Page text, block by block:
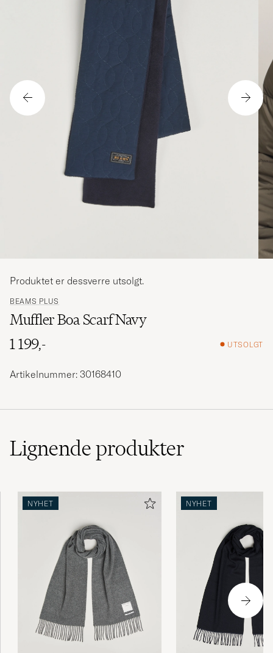
BEAMS PLUS
Muffler Boa Scarf Navy
1 199,-
UTSOLGT
Produktet er dessverre utsolgt.
Artikelnummer: 30168410
Lignendeprodukter
NYHET NYHET